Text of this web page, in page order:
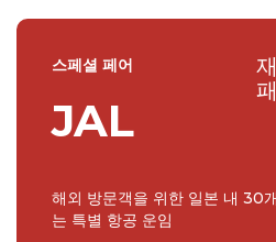
스페셜 페어
JAL
해외 방문객을 위한 일본 내 30
는 특별 항공 운임